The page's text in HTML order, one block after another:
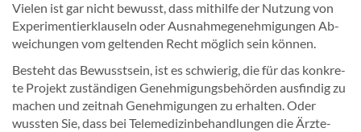
Vie­len ist gar nicht be­wusst, dass mit­hil­fe der Nut­zung von
Ex­pe­ri­men­tier­klau­seln oder Aus­nah­me­ge­neh­mi­gun­gen Ab­
wei­chun­gen vom gel­ten­den Recht mög­lich sein kön­nen.
Be­steht das Be­wusst­sein, ist es schwie­rig, die für das kon­kre­
te Pro­jekt zu­stän­di­gen Ge­neh­mi­gungs­be­hör­den aus­fin­dig zu
ma­chen und zeit­nah Ge­neh­mi­gun­gen zu er­hal­ten. Oder
wuss­ten Sie, dass bei Te­le­me­di­zin­be­hand­lun­gen die Ärz­te­